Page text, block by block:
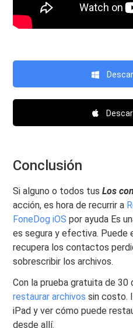
Conclusión
Si alguno o todos tusLos
acción, es hora de recurrir a
FoneDog iOS por ayuda Es
es segura y efectiva. Puede
recupera los contactos
sobrescribir los archivos.
Con la prueba gratuita de
restaurar archivos sin costo.
iPad y ver cómo puede
desde allí.